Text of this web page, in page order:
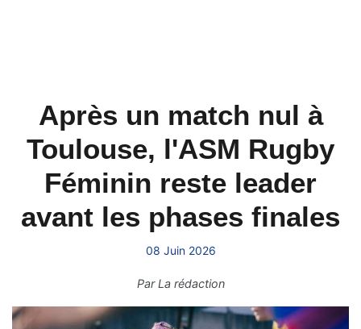
Après un match nul à
Toulouse, l'ASM Rugby
Féminin reste leader
avant les phases finales
08 Juin 2026
ParLa rédaction